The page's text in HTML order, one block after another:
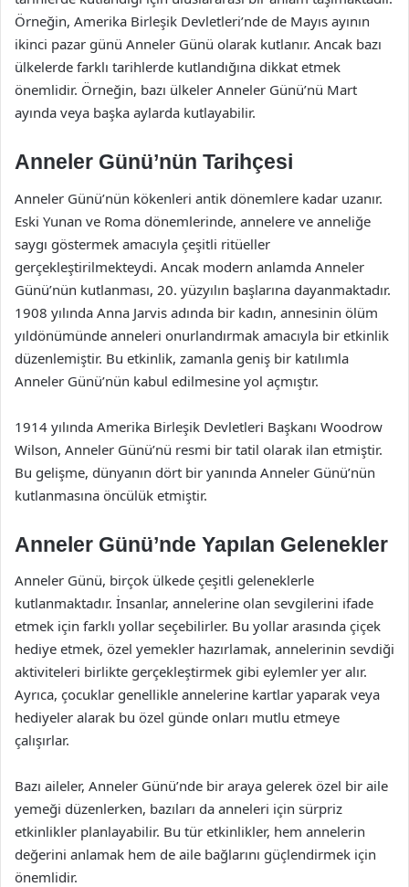
Örneğin, Amerika Birleşik Devletleri’nde de Mayıs ayının
ikinci pazar günü Anneler Günü olarak kutlanır. Ancak bazı
ülkelerde farklı tarihlerde kutlandığına dikkat etmek
önemlidir. Örneğin, bazı ülkeler Anneler Günü’nü Mart
ayında veya başka aylarda kutlayabilir.
Anneler Günü’nün Tarihçesi
Anneler Günü’nün kökenleri antik dönemlere kadar uzanır.
Eski Yunan ve Roma dönemlerinde, annelere ve anneliğe
saygı göstermek amacıyla çeşitli ritüeller
gerçekleştirilmekteydi. Ancak modern anlamda Anneler
Günü’nün kutlanması, 20. yüzyılın başlarına dayanmaktadır.
1908 yılında Anna Jarvis adında bir kadın, annesinin ölüm
yıldönümünde anneleri onurlandırmak amacıyla bir etkinlik
düzenlemiştir. Bu etkinlik, zamanla geniş bir katılımla
Anneler Günü’nün kabul edilmesine yol açmıştır.
1914 yılında Amerika Birleşik Devletleri Başkanı Woodrow
Wilson, Anneler Günü’nü resmi bir tatil olarak ilan etmiştir.
Bu gelişme, dünyanın dört bir yanında Anneler Günü’nün
kutlanmasına öncülük etmiştir.
Anneler Günü’nde Yapılan Gelenekler
Anneler Günü, birçok ülkede çeşitli geleneklerle
kutlanmaktadır. İnsanlar, annelerine olan sevgilerini ifade
etmek için farklı yollar seçebilirler. Bu yollar arasında çiçek
hediye etmek, özel yemekler hazırlamak, annelerinin sevdiği
aktiviteleri birlikte gerçekleştirmek gibi eylemler yer alır.
Ayrıca, çocuklar genellikle annelerine kartlar yaparak veya
hediyeler alarak bu özel günde onları mutlu etmeye
çalışırlar.
Bazı aileler, Anneler Günü’nde bir araya gelerek özel bir aile
yemeği düzenlerken, bazıları da anneleri için sürpriz
etkinlikler planlayabilir. Bu tür etkinlikler, hem annelerin
değerini anlamak hem de aile bağlarını güçlendirmek için
önemlidir.